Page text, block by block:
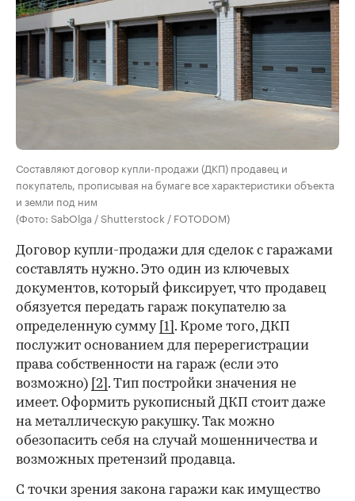
Составляют договор купли-продажи (ДКП) продавец и
покупатель, прописывая на бумаге все характеристики объекта
и земли под ним
(Фото: SabOlga / Shutterstock / FOTODOM)
Договор купли-продажи для сделок с гаражами
составлять нужно. Это один из ключевых
документов, который фиксирует, что продавец
обязуется передать гараж покупателю за
определенную сумму [1] . Кроме того, ДКП
послужит основанием для перерегистрации
права собственности на гараж (если это
возможно) [2] . Тип постройки значения не
имеет. Оформить рукописный ДКП стоит даже
на металлическую ракушку. Так можно
обезопасить себя на случай мошенничества и
возможных претензий продавца.
С точки зрения законагаражи как имущество